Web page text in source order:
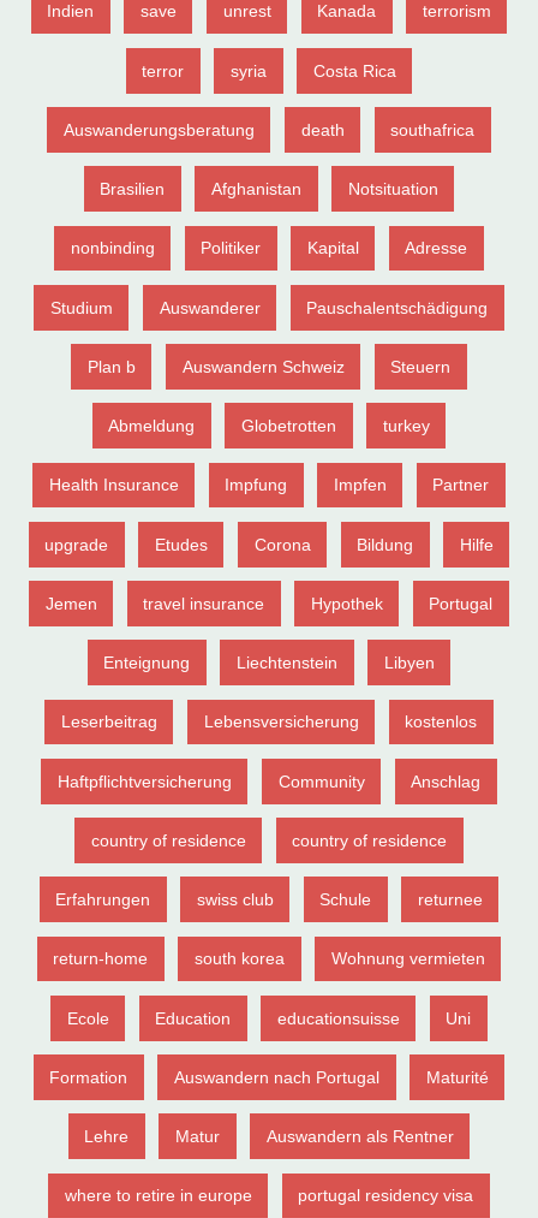
Indien save unrest Kanada terrorism
terror syria Costa Rica
Auswanderungsberatung death southafrica
Brasilien Afghanistan Notsituation
nonbinding Politiker Kapital Adresse
Studium Auswanderer Pauschalentschädigung
Plan b Auswandern Schweiz Steuern
Abmeldung Globetrotten turkey
Health Insurance Impfung Impfen Partner
upgrade Etudes Corona Bildung Hilfe
Jemen travel insurance Hypothek Portugal
Enteignung Liechtenstein Libyen
Leserbeitrag Lebensversicherung kostenlos
Haftpflichtversicherung Community Anschlag
country of residence country of residence
Erfahrungen swiss club Schule returnee
return-home south korea Wohnung vermieten
Ecole Education educationsuisse Uni
Formation Auswandern nach Portugal Maturité
Lehre Matur Auswandern als Rentner
where to retire in europe portugal residency visa